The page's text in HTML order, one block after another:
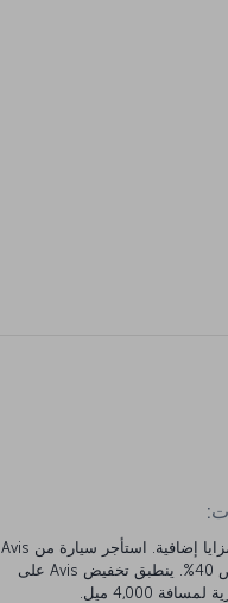
ابدأ رحلتك مع مزايا إضافية. استأجر سيارة من Avis
واستمتع بتخفيض 40%. ينطبق تخفيض Avis على
4,000 ميل.